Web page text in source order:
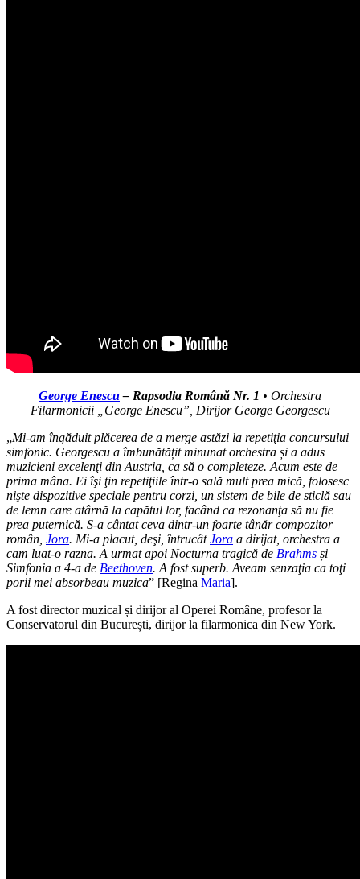
George Enescu– Rapsodia Română Nr. 1 • Orchestra
Filarmonicii „George Enescu”, Dirijor George Georgescu
„Mi-am îngăduit plăcerea de a merge astăzi la repetiţia concursului
simfonic. Georgescu a îmbunătățit minunat orchestra și a adus
muzicieni excelenţi din Austria, ca să o completeze. Acum este de
prima mâna. Ei îşi ţin repetiţiile într-o sală mult prea mică, folosesc
nişte dispozitive speciale pentru corzi, un sistem de bile de sticlă sau
de lemn care atârnă la capătul lor, facând ca rezonanţa să nu fie
prea puternică. S-a cântat ceva dintr-un foarte tânăr compozitor
român, Jora. Mi-a placut, deşi, întrucâtJora a dirijat, orchestra a
cam luat-o razna. A urmat apoi Nocturna tragică de Brahms și
Simfonia a 4-a de Beethoven. A fost superb. Aveam senzaţia ca toţi
porii mei absorbeau muzica” [Regina Maria].
A fost director muzical și dirijor al Operei Române, profesor la
Conservatorul din București, dirijor la filarmonica din New York.